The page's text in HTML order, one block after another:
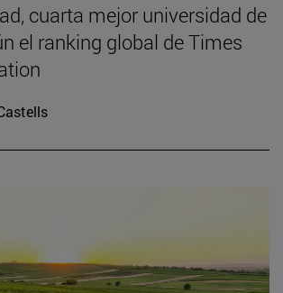
cuarta mejor universidad de
el ranking global de Times